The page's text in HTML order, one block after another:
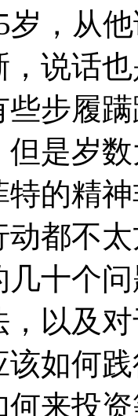
岁，从
，说话
些步履
但是岁
特的精
动都不
几十个
，以及
该如何
何来投